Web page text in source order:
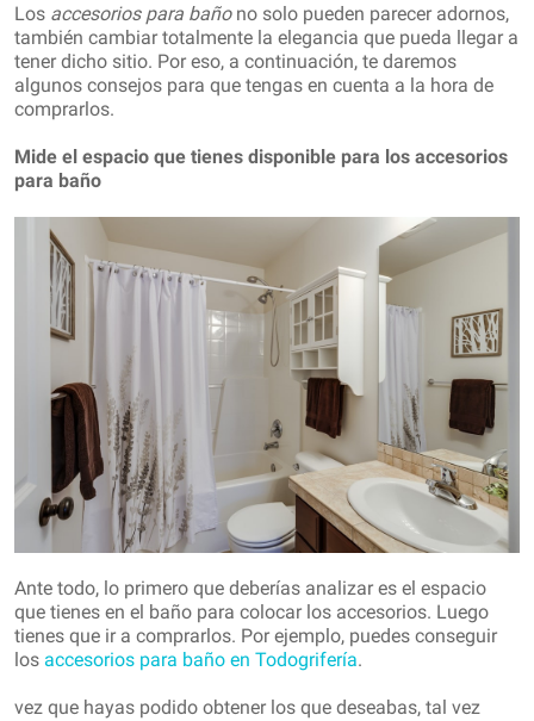
Los accesorios para baño no solo pueden parecer adornos,
también cambiar totalmente la elegancia que pueda llegar a
tener dicho sitio. Por eso, a continuación, te daremos
algunos consejos para que tengas en cuenta a la hora de
comprarlos.
Mide el espacio que tienes disponible para los accesorios
para baño
Ante todo, lo primero que deberías analizar es el espacio
que tienes en el baño para colocar los accesorios. Luego
tienes que ir a comprarlos. Por ejemplo, puedes conseguir
los accesorios para baño en Todogrifería.
vez que hayas podido obtener los que deseabas, tal vez